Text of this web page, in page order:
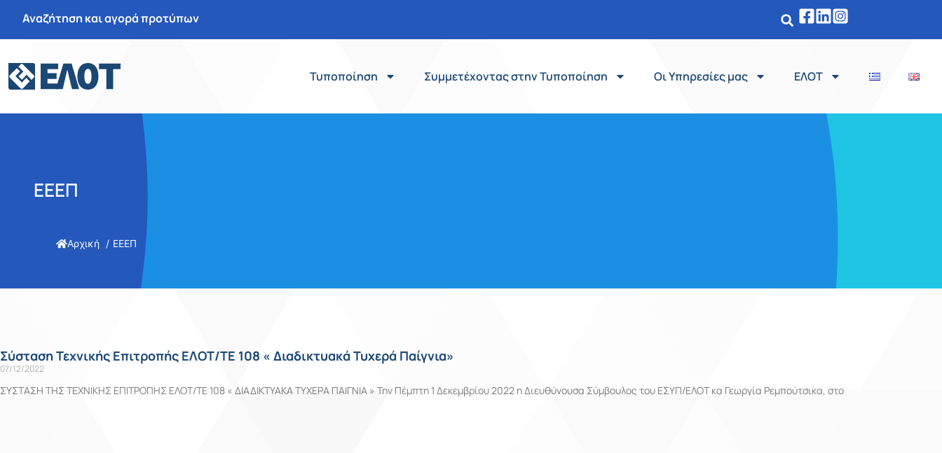
Αναζήτηση και αγορά προτύπων
Τυποποίηση Συμμετέχοντας στην Τυποποίηση Οι Υπηρεσίες μας ΕΛΟΤ
ΕΕΕΠ
Αρχική ΕΕΕΠ
Σύσταση Τεχνικής Επιτροπής ΕΛΟΤ/ΤΕ 108 « Διαδικτυακά Τυχερά Παίγνια»
07/12/2022
ΣΥΣΤΑΣΗ ΤΗΣ ΤΕΧΝΙΚΗΣ ΕΠΙΤΡΟΠΗΣ ΕΛΟΤ/ΤΕ 108 « ΔΙΑΔΙΚΤΥΑΚΑ ΤΥΧΕΡΑ ΠΑΙΓΝΙΑ » Την Πέμπτη 1 Δεκεμβρίου 2022 η Διευθύνουσα Σύμβουλος του ΕΣΥΠ/ΕΛΟΤ κα Γεωργία Ρεμπούτσικα, στο